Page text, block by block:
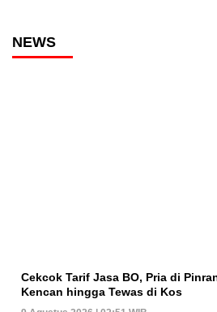
NEWS
Cekcok Tarif Jasa BO, Pria di
Kencan hingga Tewas di Kos